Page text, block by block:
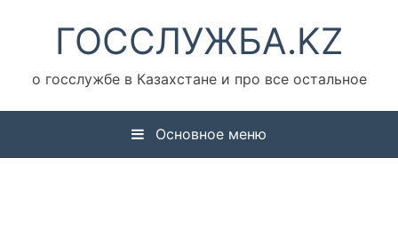
содержимомуГОССЛУЖБА.KZ
о госслужбе в Казахстане и про все остальное
Основное меню